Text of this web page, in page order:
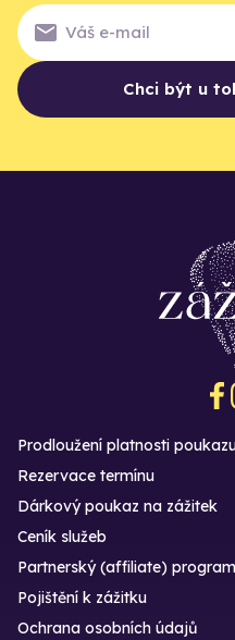
Chci být u
Prodloužení platnosti
Rezervace termínu
Dárkový poukaz na zážitek
Ceník služeb
Partnerský (affiliate) program
Pojištění k zážitku
Ochrana osobních údajů